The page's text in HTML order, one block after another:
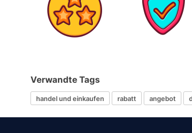
Verwandte Tags
handel und einkaufen rabatt angebot